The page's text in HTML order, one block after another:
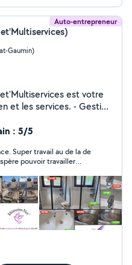
Auto-entrepreneur
Gaumin)
est votre
services. - Gestion
ponctuel avant ou
spécifiques
monuments
et montage de
: 5/5
Super travail au de la de
pouvoir travailler